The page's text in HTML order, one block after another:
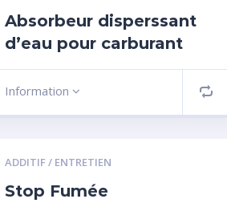
Absorbeur disperssant
d’eau pour carburant
Information
ADDITIF / ENTRETIEN
Stop Fumée